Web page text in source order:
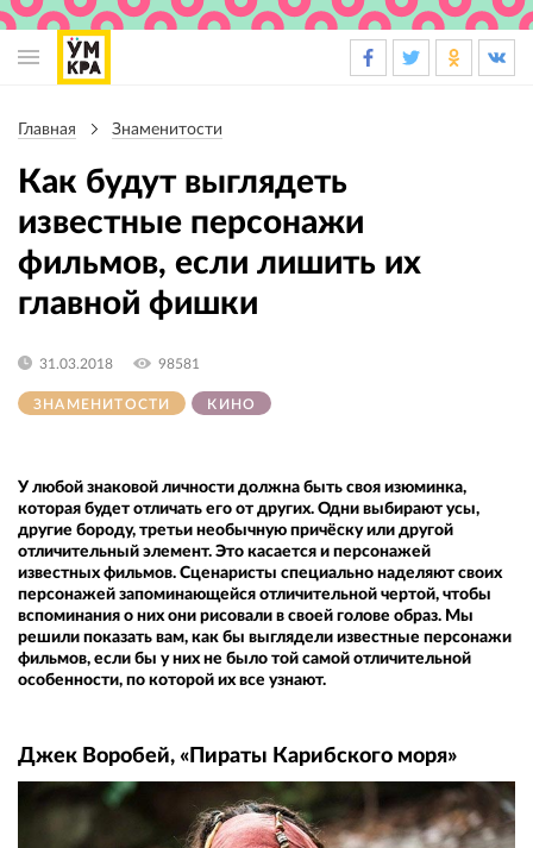
навигация
навигации
Главная Знаменитости
Как будут выглядеть
известные персонажи
фильмов, если лишить их
главной фишки
ЗНАМЕНИТОСТИ КИНО
31.03.2018 98581
У любой знаковой личности должна быть своя изюминка,
которая будет отличать его от других. Одни выбирают усы,
другие бороду, третьи необычную причёску или другой
отличительный элемент. Это касается и персонажей
известных фильмов. Сценаристы специально наделяют своих
персонажей запоминающейся отличительной чертой, чтобы
вспоминания о них они рисовали в своей голове образ. Мы
решили показать вам, как бы выглядели известные персонажи
фильмов, если бы у них не было той самой отличительной
особенности, по которой их все узнают.
Джек Воробей, «Пираты Карибского моря»